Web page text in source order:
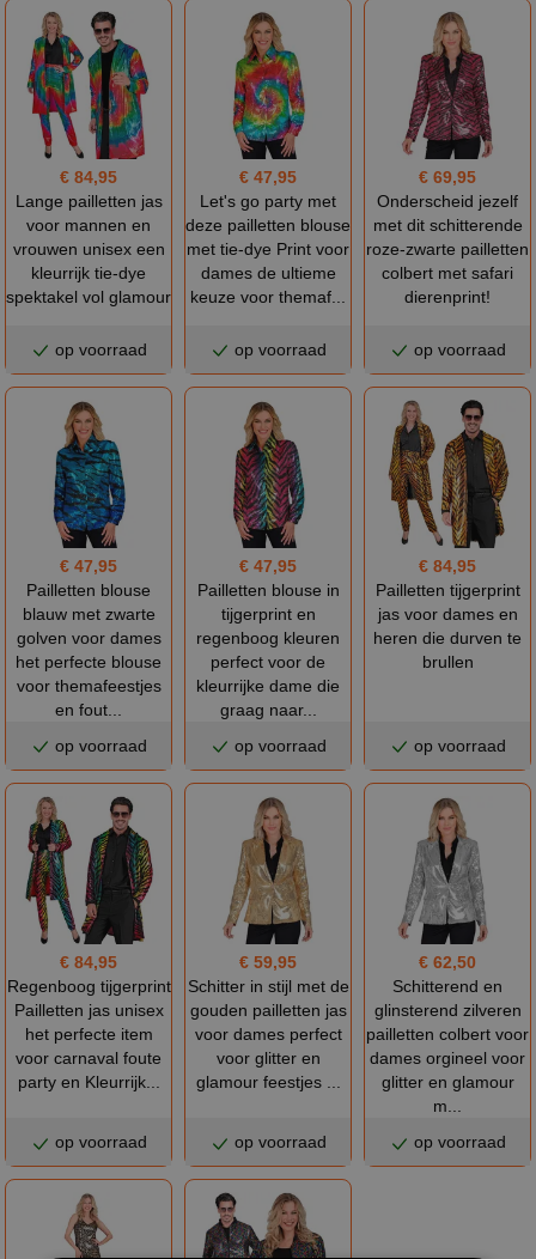
€ 84,95
Lange pailletten jas
voor mannen en
vrouwen unisex een
kleurrijk tie-dye
spektakel vol glamour
op voorraad
€ 47,95
Let's go party met
deze pailletten blouse
met tie-dye Print voor
dames de ultieme
keuze voor themaf...
op voorraad
€ 69,95
Onderscheid jezelf
met dit schitterende
roze-zwarte pailletten
colbert met safari
dierenprint!
op voorraad
€ 47,95
Pailletten blouse
blauw met zwarte
golven voor dames
het perfecte blouse
voor themafeestjes
en fout...
op voorraad
€ 47,95
Pailletten blouse in
tijgerprint en
regenboog kleuren
perfect voor de
kleurrijke dame die
graag naar...
op voorraad
€ 84,95
Pailletten tijgerprint
jas voor dames en
heren die durven te
brullen
op voorraad
€ 84,95
Regenboog tijgerprint
Pailletten jas unisex
het perfecte item
voor carnaval foute
party en Kleurrijk...
op voorraad
€ 59,95
Schitter in stijl met de
gouden pailletten jas
voor dames perfect
voor glitter en
glamour feestjes ...
op voorraad
€ 62,50
Schitterend en
glinsterend zilveren
pailletten colbert voor
dames orgineel voor
glitter en glamour
m...
op voorraad